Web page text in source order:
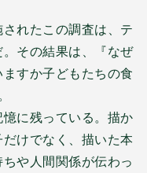
れたこの調査は、テ
その結果は、『なぜ
すか子どもたちの食
に残っている。描か
けでなく、描いた本
や人間関係が伝わっ